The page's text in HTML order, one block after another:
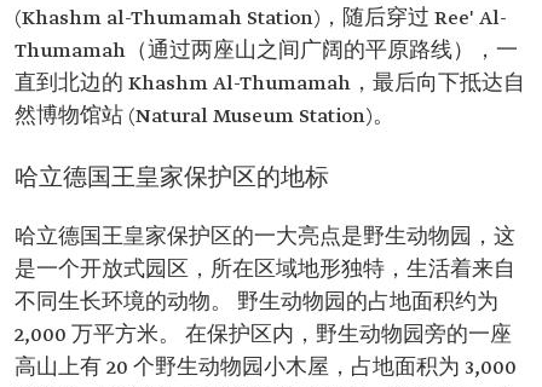
(Khashm al-Thumamah Station)，随后穿过 Ree' Al-
Thumamah（通过两座山之间广阔的平原路线），一
直到北边的 Khashm Al-Thumamah，最后向下抵达自
然博物馆站 (Natural Museum Station)。
哈立德国王皇家保护区的地标
哈立德国王皇家保护区的一大亮点是野生动物园，这
是一个开放式园区，所在区域地形独特，生活着来自
不同生长环境的动物。 野生动物园的占地面积约为
2,000 万平方米。 在保护区内，野生动物园旁的一座
高山上有 20 个野生动物园小木屋，占地面积为 3,000